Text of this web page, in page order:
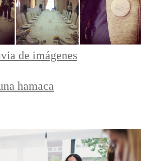
de imágenes
hamaca